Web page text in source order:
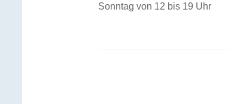
Sonntag von 12 bis 19 Uhr